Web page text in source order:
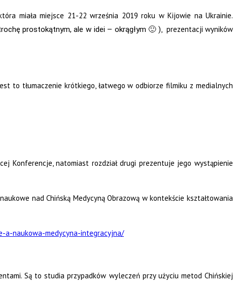
która miała miejsce 21-22 września 2019 roku w Kijowie na Ukrainie.
prostokątnym, ale w idei – okrągłym 🙂 ), prezentacji wyników
to tłumaczenie krótkiego, łatwego w odbiorze filmiku z medialnych
Konferencje, natomiast rozdział drugi prezentuje jego wystąpienie
nad Chińską Medycyną Obrazową w kontekście kształtowania
a-naukowa-medycyna-integracyjna/
Są to studia przypadków wyleczeń przy użyciu metod Chińskiej